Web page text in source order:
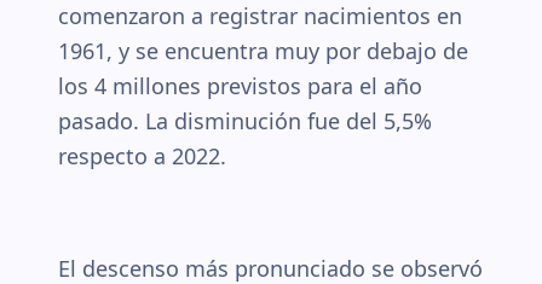
comenzaron a registrar nacimientos en
1961, y se encuentra muy por debajo de
los 4 millones previstos para el año
pasado. La disminución fue del 5,5%
respecto a 2022.
El descenso más pronunciado se observó